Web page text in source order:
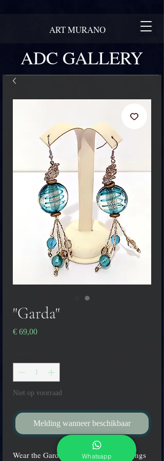
ADC GALLERY
ART MURANO
"Garda"
€ 69,00Prijs
Niet op voorraad
Melding wanneer beschikbaar
Wear the Garda Lake colors with earrings
Whatsapp